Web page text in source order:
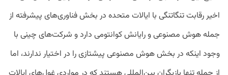
اخیر رقابت تنگاتنگی با ایالات متحده در بخش فناوری‌های پیشرفته از
جمله هوش مصنوعی و رایانش کوانتومی دارد و شرکت‌های چینی با
وجود اینکه در بخش هوش مصنوعی پیشتازی را در اختیار ندارند، اما